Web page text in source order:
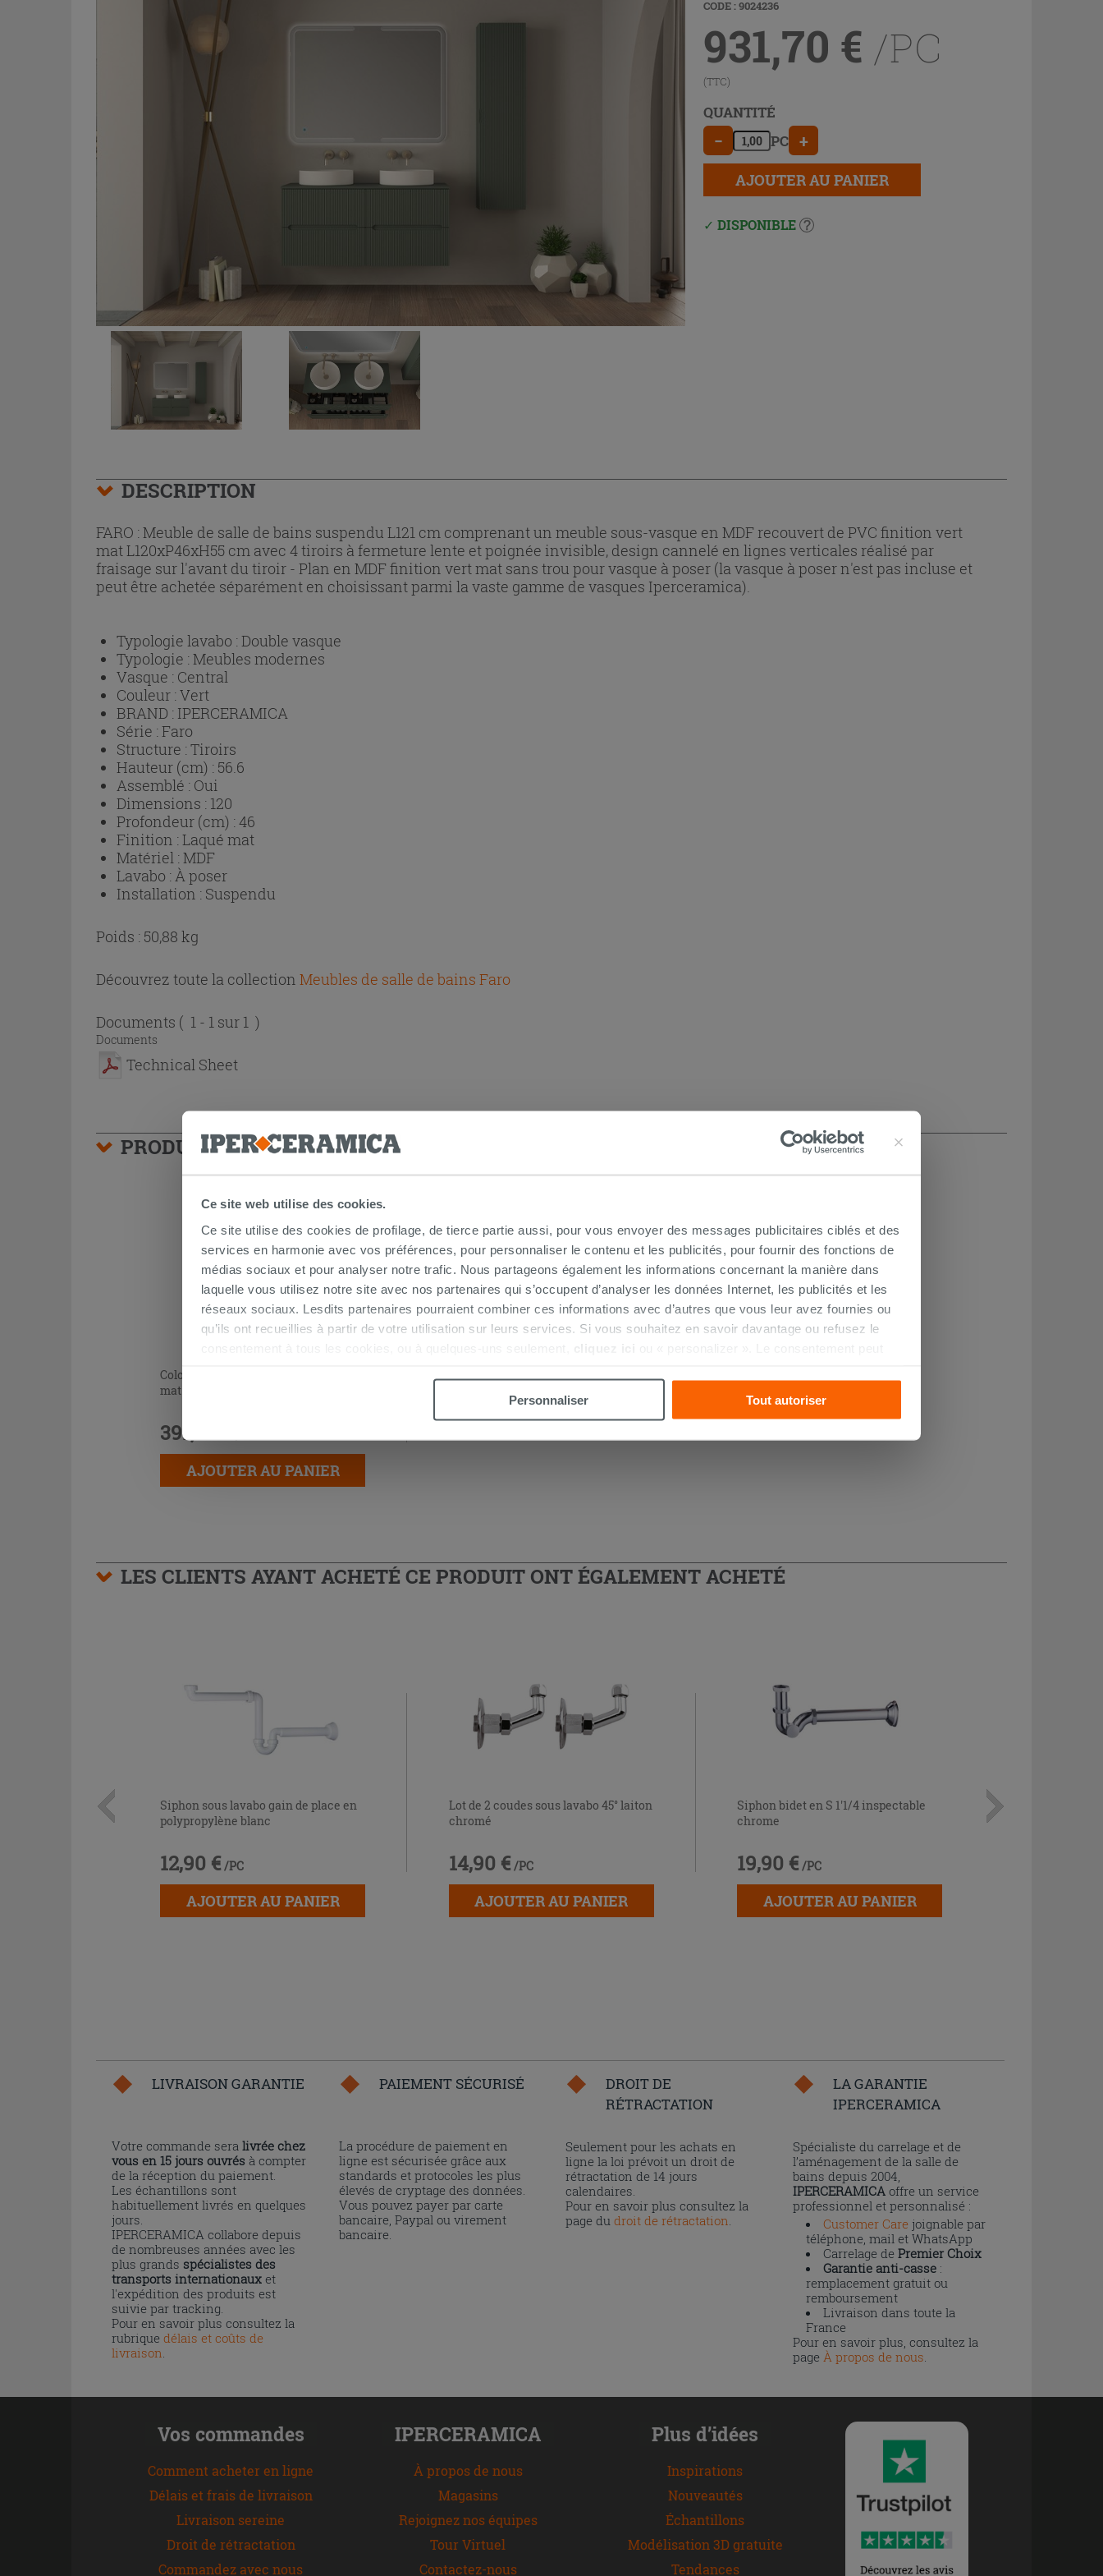
Ce site web utilise des cookies.
Ce site utilise des cookies de profilage, de tierce partie aussi, pour vous envoyer des messages publicitaires ciblés et des
services en harmonie avec vos préférences, pour personnaliser le contenu et les publicités, pour fournir des fonctions de
médias sociaux et pour analyser notre trafic. Nous partageons également les informations concernant la manière dans
laquelle vous utilisez notre site avec nos partenaires qui s’occupent d’analyser les données Internet, les publicités et les
réseaux sociaux. Lesdits partenaires pourraient combiner ces informations avec d’autres que vous leur avez fournies ou
qu’ils ont recueillies à partir de votre utilisation sur leurs services. Si vous souhaitez en savoir davantage ou refusez le
consentement à tous les cookies, ou à quelques-uns seulement,
cliquez ici ou « personalizer ». Le consentement peut
Personnaliser
Tout autoriser
CODE : 9024236
931,70 € /PC
(TTC)
QUANTITÉ
− PC +
AJOUTER AU PANIER
DISPONIBLE
DESCRIPTION
FARO : Meuble de salle de bains suspendu L121 cm comprenant un meuble sous-vasque en MDF recouvert de PVC finition vert
mat L120xP46xH55 cm avec 4 tiroirs à fermeture lente et poignée invisible, design cannelé en lignes verticales réalisé par
fraisage sur l'avant du tiroir - Plan en MDF finition vert mat sans trou pour vasque à poser (la vasque à poser n'est pas incluse et
peut être achetée séparément en choisissant parmi la vaste gamme de vasques Iperceramica).
Typologie lavabo :Double vasque
Typologie :Meubles modernes
Vasque : Central
Couleur :Vert
BRAND : IPERCERAMICA
Série :Faro
Structure :Tiroirs
Hauteur (cm) : 56.6
Assemblé : Oui
Dimensions : 120
Profondeur (cm) :46
Finition :Laqué mat
Matériel :MDF
Lavabo : À poser
Installation : Suspendu
Poids : 50,88 kg
Découvrez toute la collection Meubles de salle de bains Faro
Documents ( 1 - 1 sur 1 )
Documents
Technical Sheet
PRODUITS FRÉQUEMMENT ACHETÉS ENSEMBLE
Colonne Faro 35xH140 cm 1 porte vert
mat
391,90 €
AJOUTER AU PANIER
LES CLIENTS AYANT ACHETÉ CE PRODUIT ONT ÉGALEMENT ACHETÉ
Siphon sous lavabo gain de place en
polypropylène blanc
12,90 € /PC
AJOUTER AU PANIER
Lot de 2 coudes sous lavabo 45° laiton
chromé
14,90 € /PC
AJOUTER AU PANIER
Siphon bidet en S 1'1/4 inspectable
chrome
19,90 € /PC
AJOUTER AU PANIER
LIVRAISON GARANTIE
Votre commande sera livrée chez
vous en 15 jours ouvrés à compter
de la réception du paiement.
Les échantillons sont
habituellement livrés en quelques
jours.
IPERCERAMICA collabore depuis
de nombreuses années avec les
plus grands spécialistes des
transports internationaux et
l'expédition des produits est
suivie par tracking.
Pour en savoir plus consultez la
rubrique délais et coûts de
livraison.
PAIEMENT SÉCURISÉ
La procédure de paiement en
ligne est sécurisée grâce aux
standards et protocoles les plus
élevés de cryptage des données.
Vous pouvez payer par carte
bancaire, Paypal ou virement
bancaire.
DROIT DE
RÉTRACTATION
Seulement pour les achats en
ligne la loi prévoit un droit de
rétractation de 14 jours
calendaires.
Pour en savoir plus consultez la
page dudroit de rétractation.
LA GARANTIE
IPERCERAMICA
Spécialiste du carrelage et de
l’aménagement de la salle de
bains depuis 2004,
IPERCERAMICAoffre un service
professionnel et personnalisé :
Customer Carejoignable par
téléphone, mail et WhatsApp
Carrelage de Premier Choix
Garantie anti-casse:
remplacement gratuit ou
remboursement
Livraison dans toute la
France
Pour en savoir plus, consultez la
page À propos de nous.
Vos commandes
Comment acheter en ligne
Délais et frais de livraison
Livraison sereine
Droit de rétractation
Commandez avec nous
IPERCERAMICA
À propos de nous
Magasins
Rejoignez nos équipes
Tour Virtuel
Contactez-nous
Plus d’idées
Inspirations
Nouveautés
Échantillons
Modélisation 3D gratuite
Tendances